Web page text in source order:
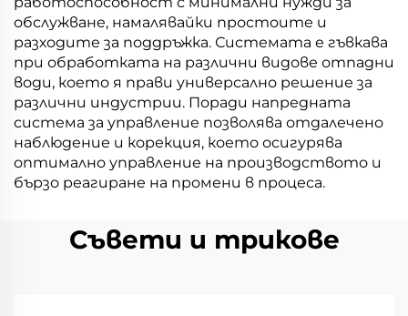
обслужване, намалявайки простоите и
разходите за поддръжка. Системата е гъвкава
при обработката на различни видове отпадни
води, което я прави универсално решение за
различни индустрии. Поради напредната
система за управление позволява отдалечено
наблюдение и корекция, което осигурява
оптимално управление на производството и
бързо реагиране на промени в процеса.
Съвети и трикове